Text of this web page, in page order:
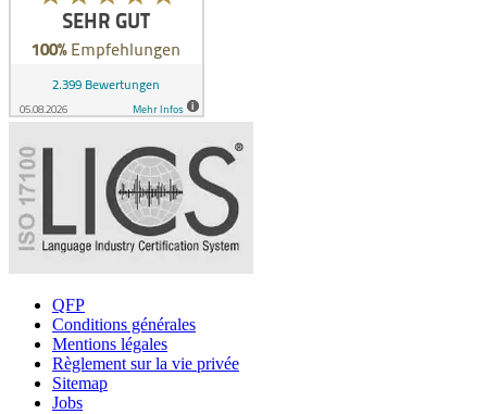
QFP
Conditions générales
Mentions légales
Règlement sur la vie privée
Sitemap
Jobs